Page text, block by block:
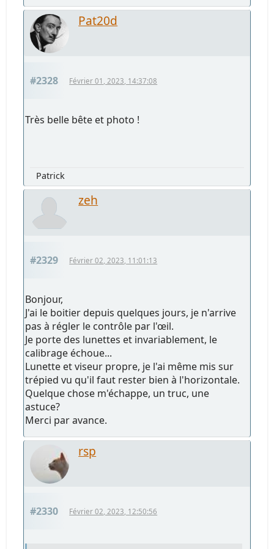
Pat20d
#2328 Février 01, 2023, 14:37:08
Très belle bête et photo !
Patrick
zeh
#2329 Février 02, 2023, 11:01:13
Bonjour,
J'ai le boitier depuis quelques jours, je n'arrive
pas à régler le contrôle par l'œil.
Je porte des lunettes et invariablement, le
calibrage échoue...
Lunette et viseur propre, je l'ai même mis sur
trépied vu qu'il faut rester bien à l'horizontale.
Quelque chose m'échappe, un truc, une
astuce?
Merci par avance.
rsp
#2330 Février 02, 2023, 12:50:56